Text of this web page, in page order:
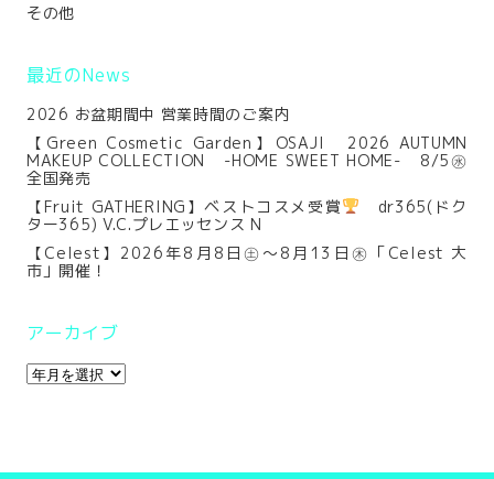
その他
最近のNews
2026 お盆期間中 営業時間のご案内
【Green Cosmetic Garden】OSAJI 2026 AUTUMN
MAKEUP COLLECTION -HOME SWEET HOME- 8/5㊌
全国発売
【Fruit GATHERING】ベストコスメ受賞
dr365(ドク
ター365) V.C.プレエッセンス N
【Celest】2026年8月8日㊏～8月13日㊍「Celest 大
市」開催！
アーカイブ